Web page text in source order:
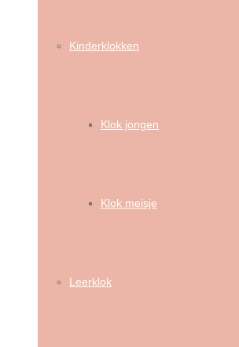
Kinderklokken
Klok jongen
Klok meisje
Leerklok